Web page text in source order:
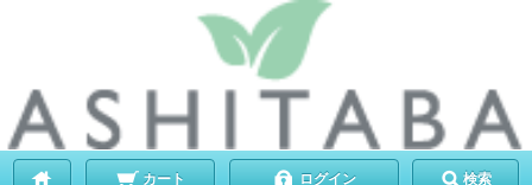
カート ログイン 検索